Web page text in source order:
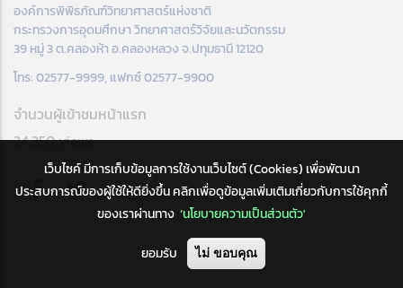
องค์การพิพิธภัณฑ์วิทยาศาสตร์แห่งชาติ
กระทรวงการอุดมศึกษา วิทยาศาสตร์วิจัยและนวัตกรรม
39 หมู่ 3 ต.คลองห้า อ.คลองหลวง จ.ปทุมธานี 12120
โทร: 02577-9999, แฟกซ์ 02577-9900
จำนวนผู้เข้าชมหน้าแรก
24,350 views
เว็บไซค์ มีการเก็บข้อมูลการใช้งานเว็บไซต์ (Cookies) เพื่อพัฒนา
ประสบการณ์ของผู้ใช้ให้ดียิ่งขึ้น คลิกเพื่อดูข้อมูลเพิ่มเติมเกี่ยวกับการใช้คุกกี้
ของเราผ่านทาง ‘นโยบายความเป็นส่วนตัว'
ยอมรับ ไม่ ขอบคุณ